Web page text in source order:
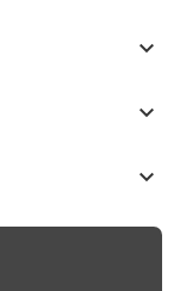
keyboard_arrow_down
keyboard_arrow_down
